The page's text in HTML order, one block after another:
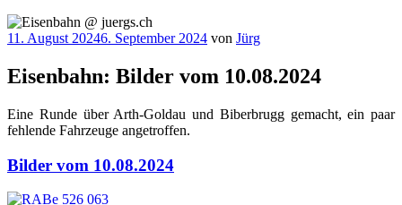
Veröffentlicht
11. August 20246. September 2024 von Jürg
Eisenbahn: Bilder vom 10.08.2024
Eine Run­de über Arth-Gold­au und Biber­brugg gemacht, ein paar
feh­len­de Fahr­zeu­ge angetroffen.
Bilder vom 10.08.2024